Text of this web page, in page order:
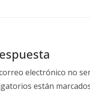
electrónico no
están